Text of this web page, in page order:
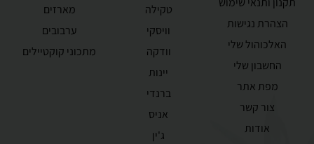
טקילה
וויסקי
וודקה
יינות
ברנדי
אניס
ג'ין
מארזים
ערבובים
מתכוני קוקטיילים
הצהרת נגישות
האלכוהול שלי
החשבון שלי
מפת אתר
צור קשר
אודות